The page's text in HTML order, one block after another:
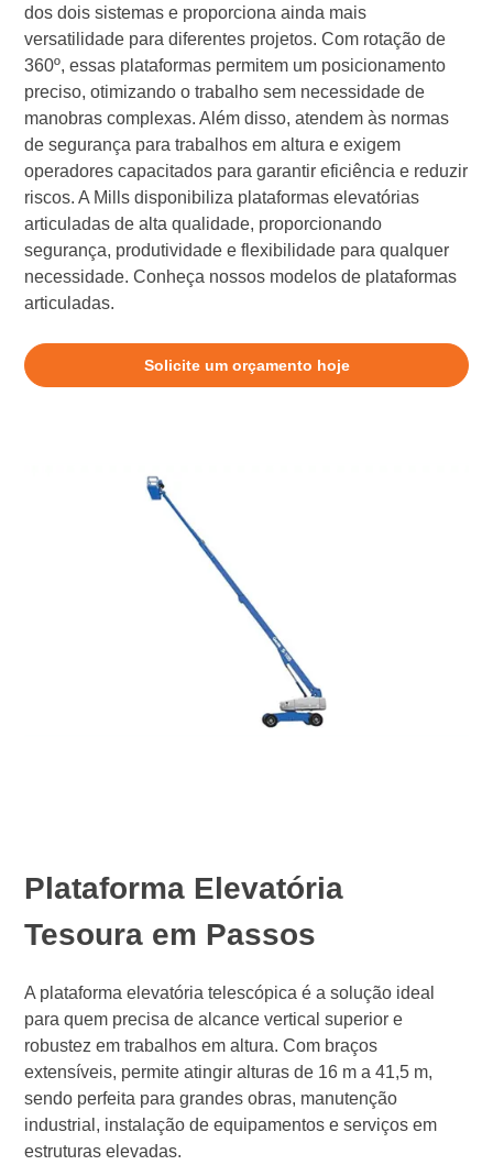
dos dois sistemas e proporciona ainda mais
versatilidade para diferentes projetos. Com rotação de
360º, essas plataformas permitem um posicionamento
preciso, otimizando o trabalho sem necessidade de
manobras complexas. Além disso, atendem às normas
de segurança para trabalhos em altura e exigem
operadores capacitados para garantir eficiência e reduzir
riscos. A Mills disponibiliza plataformas elevatórias
articuladas de alta qualidade, proporcionando
segurança, produtividade e flexibilidade para qualquer
necessidade. Conheça nossos modelos de plataformas
articuladas.
Solicite um orçamento hoje
Plataforma Elevatória
Tesoura em Passos
A plataforma elevatória telescópica é a solução ideal
para quem precisa de alcance vertical superior e
robustez em trabalhos em altura. Com braços
extensíveis, permite atingir alturas de 16 m a 41,5 m,
sendo perfeita para grandes obras, manutenção
industrial, instalação de equipamentos e serviços em
estruturas elevadas.